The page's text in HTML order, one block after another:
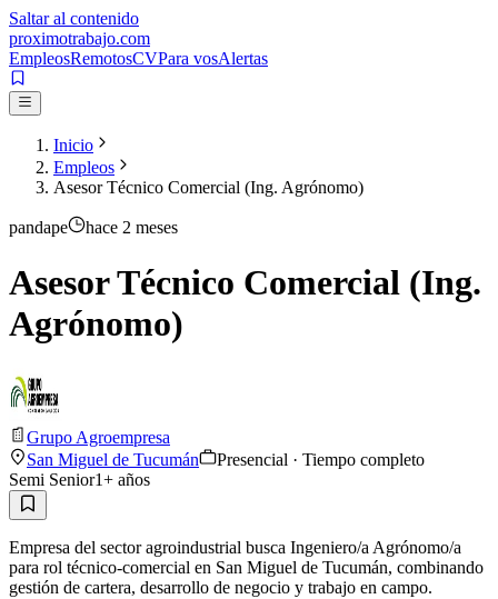
Saltar al contenido
proximotrabajo.com
EmpleosRemotosCVPara vosAlertas
Inicio
Empleos
Asesor Técnico Comercial (Ing. Agrónomo)
pandape hace 2 meses
Asesor Técnico Comercial (Ing.
Agrónomo)
Grupo Agroempresa
San Miguel de Tucumán
Presencial · Tiempo completo
Semi Senior1+ años
Empresa del sector agroindustrial busca Ingeniero/a Agrónomo/a
para rol técnico-comercial en San Miguel de Tucumán, combinando
gestión de cartera, desarrollo de negocio y trabajo en campo.